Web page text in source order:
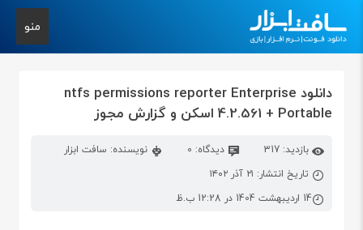
منو
دانلود ntfs permissions reporter Enterprise
4.2.561 + Portable اسکن و گزارش مجوز
بازدید: 317 دیدگاه: 0
نویسنده: سافت ابزار
تاریخ انتشار: ۲۱ آذر ۱۴۰۲
14 اردیبهشت 1404 در 12:28 ب.ظ